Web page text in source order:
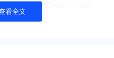
此文章须经作者同意，并请附
看全文